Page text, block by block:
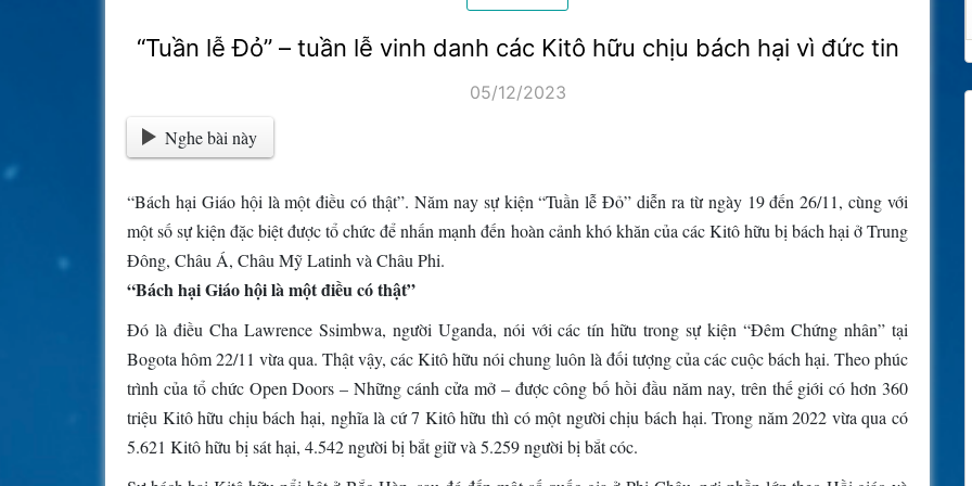
“Tuần lễ Đỏ” – tuần lễ vinh danh các Kitô hữu chịu bách hại vì đức tin
05/12/2023
Nghe bài này
“Bách hại Giáo hội là một điều có thật”. Năm nay sự kiện “Tuần lễ Đỏ” diễn ra từ ngày 19 đến 26/11, cùng với
một số sự kiện đặc biệt được tổ chức để nhấn mạnh đến hoàn cảnh khó khăn của các Kitô hữu bị bách hại ở Trung
Đông, Châu Á, Châu Mỹ Latinh và Châu Phi.
“Bách hại Giáo hội là một điều có thật”
Đó là điều Cha Lawrence Ssimbwa, người Uganda, nói với các tín hữu trong sự kiện “Đêm Chứng nhân” tại
Bogota hôm 22/11 vừa qua. Thật vậy, các Kitô hữu nói chung luôn là đối tượng của các cuộc bách hại. Theo phúc
trình của tổ chức Open Doors – Những cánh cửa mở – được công bố hồi đầu năm nay, trên thế giới có hơn 360
triệu Kitô hữu chịu bách hại, nghĩa là cứ 7 Kitô hữu thì có một người chịu bách hại. Trong năm 2022 vừa qua có
5.621 Kitô hữu bị sát hại, 4.542 người bị bắt giữ và 5.259 người bị bắt cóc.